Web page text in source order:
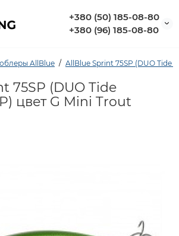
+380 (50) 185-08-80
+380 (96) 185-08-80
AllBlue AllBlue Sprint 75SP (DUO Tide
75SP (DUO Tide
цвет G Mini Trout